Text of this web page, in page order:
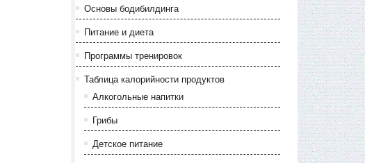
Основы бодибилдинга
Питание и диета
Программы тренировок
Таблица калорийности продуктов
Алкогольные напитки
Грибы
Детское питание